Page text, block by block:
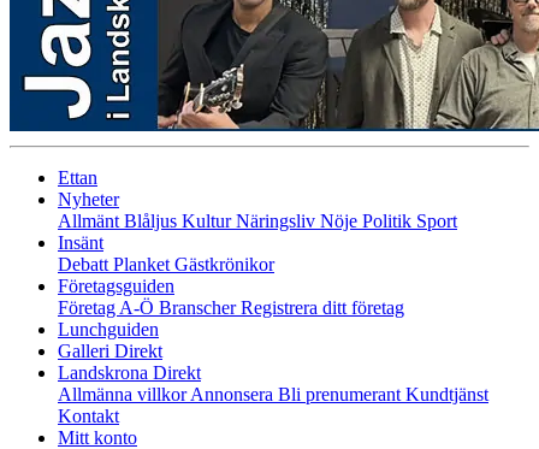
Ettan
Nyheter
Allmänt Blåljus KulturNäringsliv Nöje Politik Sport
Insänt
Debatt Planket Gästkrönikor
Företagsguiden
Företag A-Ö BranscherRegistrera ditt företag
Lunchguiden
Galleri Direkt
Landskrona Direkt
Allmänna villkorAnnonsera Bli prenumerant Kundtjänst
Kontakt
Mitt konto